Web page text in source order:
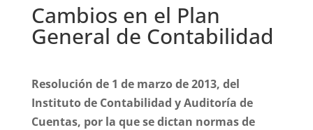
Cambios en el Plan
General de Contabilidad
Resolución de 1 de marzo de 2013, del
Instituto de Contabilidad y Auditoría de
Cuentas, por la que se dictan normas de